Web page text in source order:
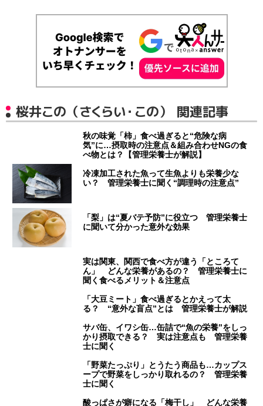
桜井この（さくらい・この） 関連記事
秋の味覚「柿」食べ過ぎると“危険な病
気”に…摂取時の注意点＆組み合わせNGの食
べ物とは？【管理栄養士が解説】
冷凍加工された魚って生魚よりも栄養少な
い？ 管理栄養士に聞く“調理時の注意点”
「梨」は“夏バテ予防”に役立つ 管理栄養士
に聞いて分かった意外な効果
実は関東、関西で食べ方が違う「ところて
ん」 どんな栄養があるの？ 管理栄養士に
聞く食べるメリット＆注意点
「大豆ミート」食べ過ぎるとかえって太
る？ “意外な盲点”とは 管理栄養士が解説
サバ缶、イワシ缶…缶詰で“魚の栄養”をしっ
かり摂取できる？ 実は注意点も 管理栄養
士に聞く
「野菜たっぷり」とうたう商品も…カップス
ープで野菜をしっかり取れるの？ 管理栄養
士に聞く
酸っぱさが癖になる「梅干し」 どんな栄養